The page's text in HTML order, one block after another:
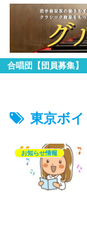
合唱団【団員募集】
東京ボ
お知らせ情報